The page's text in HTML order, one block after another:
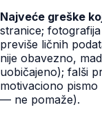
Najveće greške
stranice;
previše ličnih
nije obavezno,
uobičajeno); falši
motivaciono
— ne pomaže).